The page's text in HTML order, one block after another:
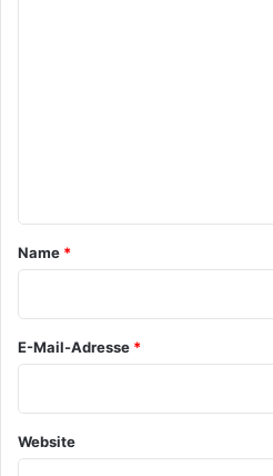
a
*
Name *
E-Mail-Adresse *
Website